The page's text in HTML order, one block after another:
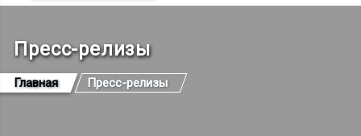
Пресс-релизы
Главная Пресс-релизы